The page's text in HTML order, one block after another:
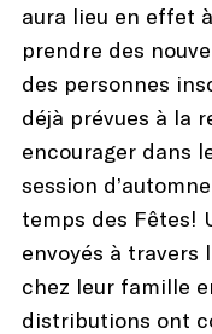
aura lieu en effet
prendre des
des personnes
déjà prévues à la
encourager dans
session
temps des Fêtes!
envoyés à travers
chez leur famille
distributions ont